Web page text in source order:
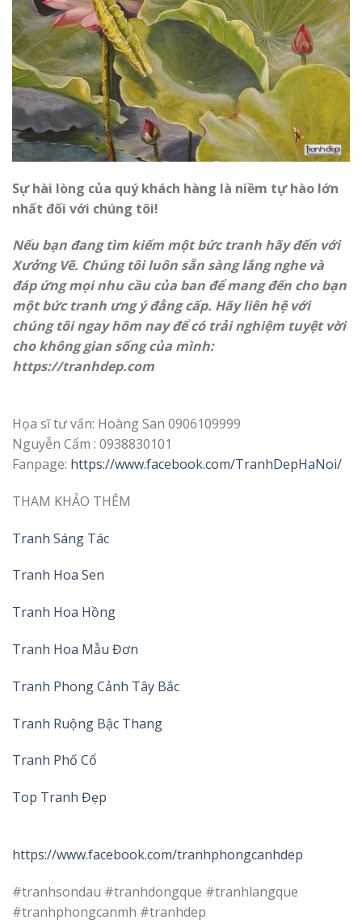
Sự hài lòng của quý khách hàng là niềm tự hào lớn
nhất đối với chúng tôi!
Nếu bạn đang tìm kiếm một bức tranh hãy đến với
Xưởng Vẽ. Chúng tôi luôn sẵn sàng lắng nghe và
đáp ứng mọi nhu cầu của ban để mang đến cho bạn
một bức tranh ưng ý đẳng cấp. Hãy liên hệ với
chúng tôi ngay hôm nay để có trải nghiệm tuyệt vời
cho không gian sống của mình:
https://tranhdep.com
Họa sĩ tư vấn: Hoàng San 0906109999
Nguyễn Cẩm : 0938830101
Fanpage: https://www.facebook.com/TranhDepHaNoi/
THAM KHẢO THÊM
Tranh Sáng Tác
Tranh Hoa Sen
Tranh Hoa Hồng
Tranh Hoa Mẫu Đơn
Tranh Phong Cảnh Tây Bắc
Tranh Ruộng Bậc Thang
Tranh Phố Cổ
Top Tranh Đẹp
https://www.facebook.com/tranhphongcanhdep
#tranhsondau #tranhdongque #tranhlangque
#tranhphongcanmh #tranhdep